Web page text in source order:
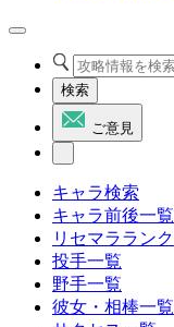
検索
ご意見
キャラ検索
キャラ前後一覧
リセマラランク
投手一覧
野手一覧
彼女・相棒一覧